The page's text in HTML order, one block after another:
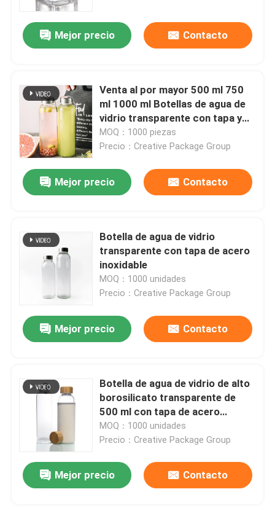
Artículos de vidrio para el hogar
Mejor precio Contacto
Venta al por mayor 500 ml 750
ml 1000 ml Botellas de agua de
vidrio transparente con tapa y
tapas
MOQ：1000 piezas
Precio：Creative Package Group
Mejor precio Contacto
Botella de agua de vidrio
transparente con tapa de acero
inoxidable
MOQ：1000 unidades
Precio：Creative Package Group
Mejor precio Contacto
Botella de agua de vidrio de alto
borosilicato transparente de
500 ml con tapa de acero
inoxidable
MOQ：1000 unidades
Precio：Creative Package Group
Mejor precio Contacto